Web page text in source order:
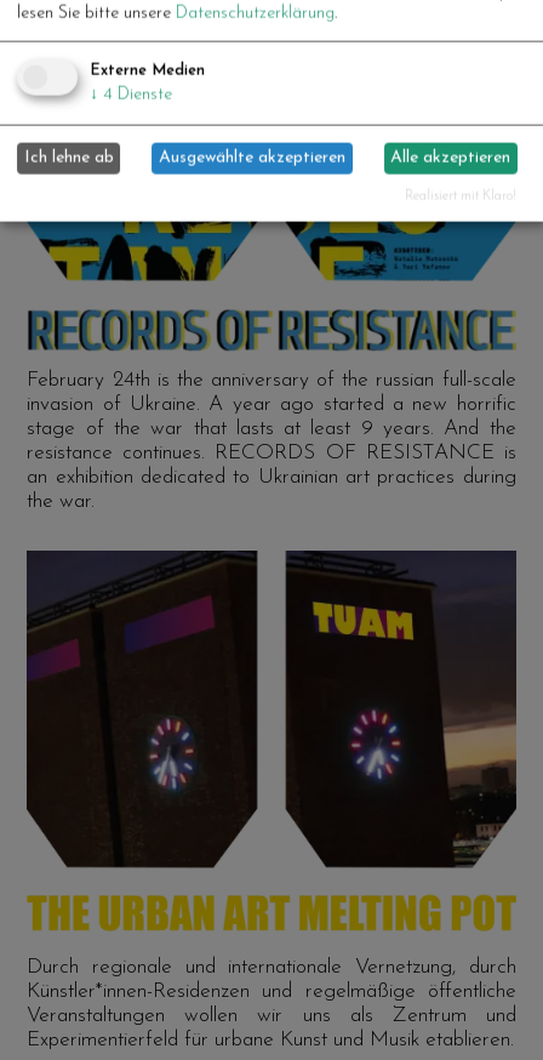
February 24th is the anniversary of the russian full-scale
invasion of Ukraine. A year ago started a new horrific
stage of the war that lasts at least 9 years. And the
resistance continues. RECORDS OF RESISTANCE is
an exhibition dedicated to Ukrainian art practices during
the war.
Durch regionale und internationale Vernetzung, durch
Künstler*innen-Residenzen und regelmäßige öffentliche
Veranstaltungen wollen wir uns als Zentrum und
Experimentierfeld für urbane Kunst und Musik etablieren.
lesen Sie bitte unsere Datenschutzerklärung.
Externe Medien
↓ 4 Dienste
Ich lehne ab Ausgewählte akzeptieren Alle akzeptieren
Realisiert mit Klaro!